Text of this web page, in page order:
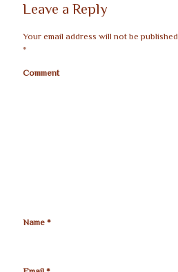
Leave a Reply
Your email address will not be published.
*
Comment
Name *